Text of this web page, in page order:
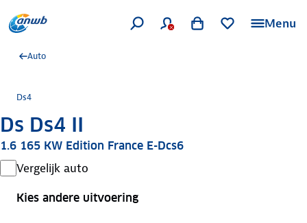
Menu
Auto
Ds4
Ds Ds4 II
1.6 165 KW Edition France E-Dcs6
Vergelijk auto
Kies andere uitvoering